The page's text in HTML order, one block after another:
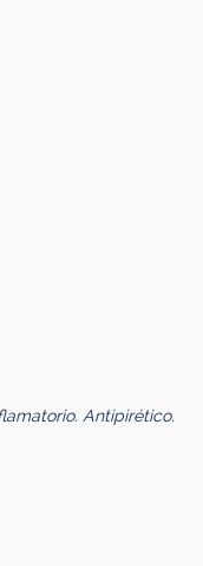
Antipirético.